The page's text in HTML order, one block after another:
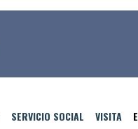
SERVICIO SOCIAL VISITA